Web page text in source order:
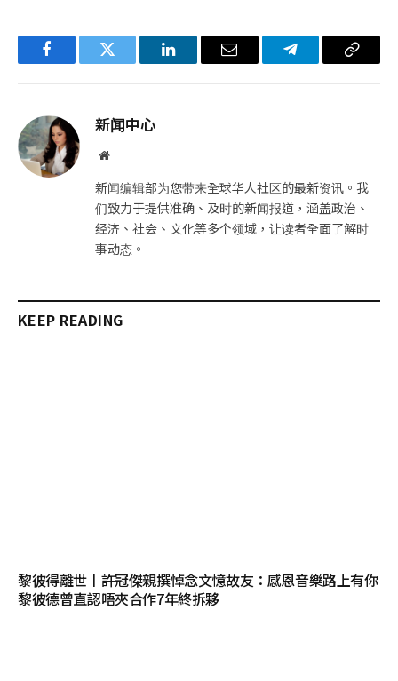
FacebookTwitter LinkedIn电
Telegram复
新闻中心
网
新闻编辑部为您带来全球华人社区的最新资讯。我
们致力于提供准确、及时的新闻报道，涵盖政治、
经济、社会、文化等多个领域，让读者全面了解时
事动态。
KEEP READING
黎彼得離世丨許冠傑親撰悼念文憶故友：感恩音樂路上有你
黎彼德曾直認唔夾合作7年終拆夥